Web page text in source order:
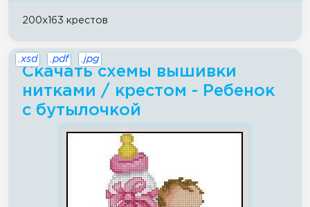
200x163 крестов
Скачать схемы вышивки
нитками / крестом - Ребенок
с бутылочкой
.xsd .pdf .jpg